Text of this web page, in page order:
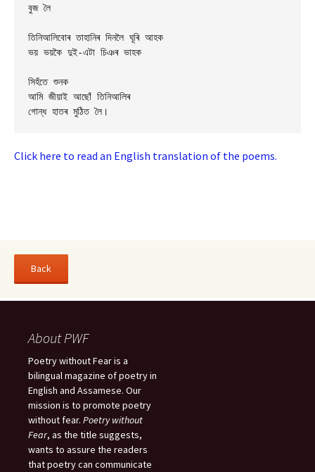
বুজ লৈ
তিনিআলিবোৰ তাহানিৰ দিনলৈ ঘূৰি আহক
ভয় ভয়কৈ দুই-এটা চিঞৰ ভাহক
সিহঁতে শুনক
আমি জীয়াই আছোঁ তিনিআলিৰ
Click here to read an English translation of the poems.
About PWF
Poetry without Fear is a
bilingual magazine of poetry in
English and Assamese. Our
mission is to promote poetry
without fear. Poetry without
Fear, as the title suggests,
wants to assure the readers
that poetry can communicate